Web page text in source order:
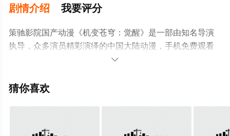
剧情介绍 我要评分
策驰影院国产动漫《机变苍穹：觉醒》是一部由知名导演
执导，众多演员精彩演绎的中国大陆动漫，手机免费观看
高清无删减完整版动漫全集就上策驰电影网，更多相关信

猜你喜欢